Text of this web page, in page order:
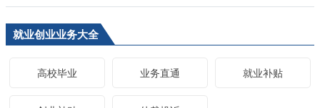
就业创业业务大全
高校毕业 业务直通 就业补贴